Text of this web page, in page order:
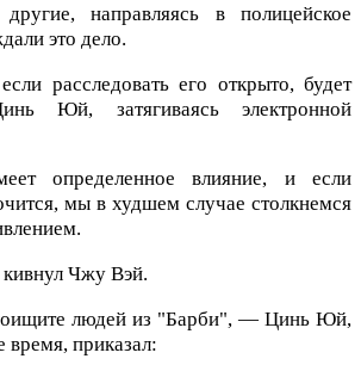
направляясь в полицейское
это дело.
расследовать его открыто, будет
Юй, затягиваясь электронной
определенное влияние, и если
мы в худшем случае столкнемся
Чжу Вэй.
людей из "Барби", — Цинь Юй,
время, приказал: